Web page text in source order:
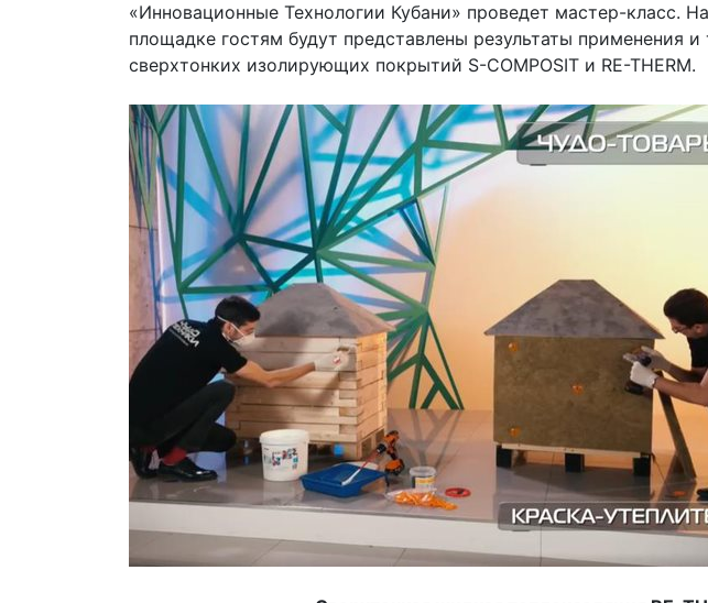
«Инновационные Технологии Кубани» проведет мастер-класс.
площадке гостям будут представлены результаты применения и
сверхтонких изолирующих покрытий S-COMPOSIT и RE-THERM.